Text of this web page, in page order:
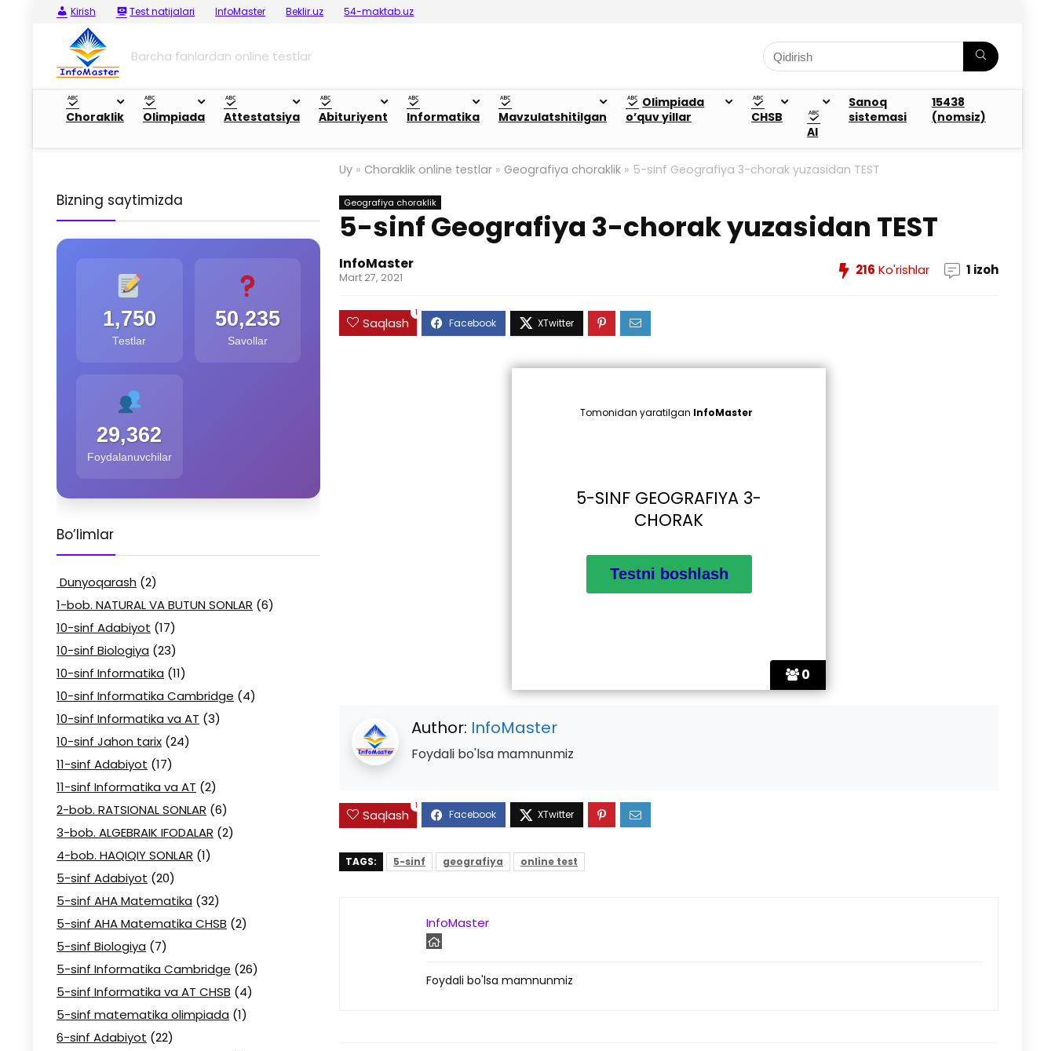
Kirish Test natijalari InfoMaster Beklir.uz 54-maktab.uz
Barcha fanlardan online testlar
Choraklik Olimpiada Attestatsiya Abituriyent Informatika Mavzulatshitilgan
Olimpiada
o’quv yillar
CHSB
AI
Sanoq
sistemasi
15438
(nomsiz)
Uy » Choraklik online testlar » Geografiya choraklik » 5-sinf Geografiya 3-chorak yuzasidan TEST
Geografiya choraklik
5-sinf Geografiya 3-chorak yuzasidan TEST
InfoMaster
Mart 27, 2021 216 Ko'rishlar 1 izoh
Saqlash
1
0
Tomonidan yaratilgan InfoMaster
5-SINF GEOGRAFIYA 3-
CHORAK
Author: InfoMaster
Foydali bo'lsa mamnunmiz
Saqlash
1
TAGS: 5-sinf geografiya online test
InfoMaster
Foydali bo'lsa mamnunmiz
Bizning saytimizda
1,750
Testlar
50,235
Savollar
29,362
Foydalanuvchilar
Bo’limlar
Dunyoqarash (2)
1-bob. NATURAL VA BUTUN SONLAR (6)
10-sinf Adabiyot (17)
10-sinf Biologiya (23)
10-sinf Informatika (11)
10-sinf Informatika Cambridge (4)
10-sinf Informatika va AT (3)
10-sinf Jahon tarix (24)
11-sinf Adabiyot (17)
11-sinf Informatika va AT (2)
2-bob. RATSIONAL SONLAR (6)
3-bob. ALGEBRAIK IFODALAR (2)
4-bob. HAQIQIY SONLAR (1)
5-sinf Adabiyot (20)
5-sinf AHA Matematika (32)
5-sinf AHA Matematika CHSB (2)
5-sinf Biologiya (7)
5-sinf Informatika Cambridge (26)
5-sinf Informatika va AT CHSB (4)
5-sinf matematika olimpiada (1)
6-sinf Adabiyot (22)